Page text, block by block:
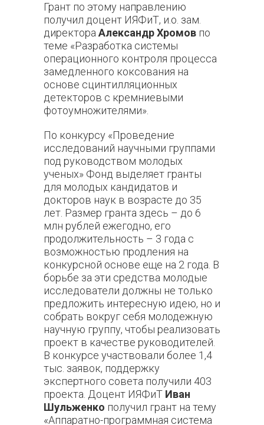
Грант по этому направлению
получил доцент ИЯФиТ, и.о. зам.
директора Александр Хромов по
теме «Разработка системы
операционного контроля процесса
замедленного коксования на
основе сцинтилляционных
детекторов с кремниевыми
фотоумножителями».
По конкурсу «Проведение
исследований научными группами
под руководством молодых
ученых» Фонд выделяет гранты
для молодых кандидатов и
докторов наук в возрасте до 35
лет. Размер гранта здесь – до 6
млн рублей ежегодно, его
продолжительность – 3 года с
возможностью продления на
конкурсной основе еще на 2 года. В
борьбе за эти средства молодые
исследователи должны не только
предложить интересную идею, но и
собрать вокруг себя молодежную
научную группу, чтобы реализовать
проект в качестве руководителей.
В конкурсе участвовали более 1,4
тыс. заявок, поддержку
экспертного совета получили 403
проекта. Доцент ИЯФиТ Иван
Шульженко получил грант на тему
«Аппаратно-программная система